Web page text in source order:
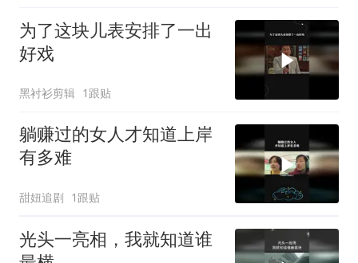
为了这块儿表安排了一出
好戏
黑衬衫剪辑 1跟贴
躺赚过的女人才知道上岸
有多难
甜妞追剧 1跟贴
光头一亮相，我就知道谁